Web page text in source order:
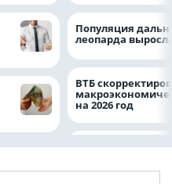
Популяция
леопарда
ВТБ
на 2026 год